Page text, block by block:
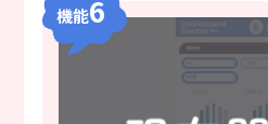
機能6